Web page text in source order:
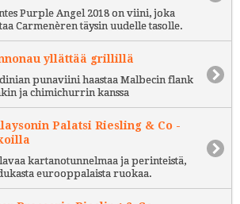
Purple Angel 2018 on viini, joka
Carmenèren täysin uudelle tasolle.
yllättää grillillä
punaviini haastaa Malbecin flank
ja chimichurrin kanssa
Palatsi Riesling & Co -
kartanotunnelmaa ja perinteistä,
eurooppalaista ruokaa.